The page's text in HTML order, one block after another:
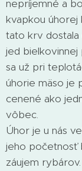
nepríjemné a
kvapkou úhorej
tato krv
jed bielkovinnej
sa už pri
úhorie mäso je
cenené ako
vôbec.
Úhor je u nás
jeho početnosť
záujem